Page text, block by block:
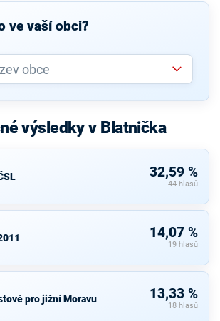
ve vaší obci?
výsledky v Blatnička
32,59 %
44 hlasů
14,07 %
19 hlasů
pro jižní Moravu 13,33 %
18 hlasů